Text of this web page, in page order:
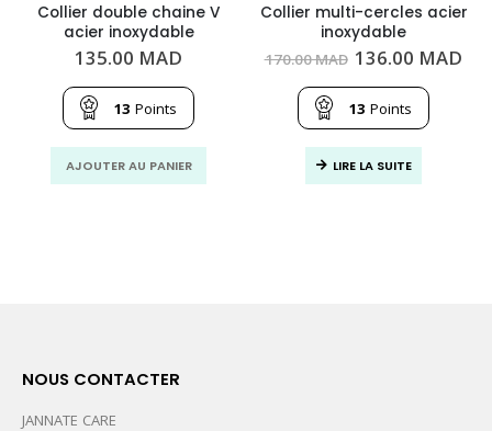
Collier double chaine V
acier inoxydable
135.00 MAD
13 Points
AJOUTER AU PANIER
Collier multi-cercles acier
inoxydable
170.00MAD Le
initial
était :
170.00
MAD.
136.00 MAD
13 Points
LIRE LA SUITE
NOUS CONTACTER
JANNATE CARE